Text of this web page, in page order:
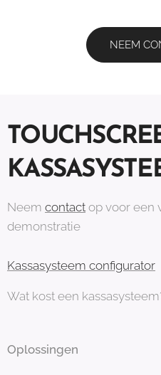
NEEM
Neem contactop voor een
demonstratie
Kassasysteem configurator
Wat kost een
Oplossingen